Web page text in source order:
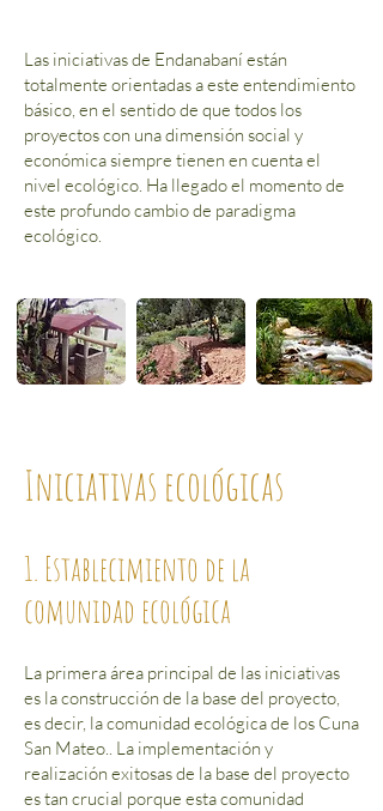
Las iniciativas de Endanabaní están
totalmente orientadas a este entendimiento
básico, en el sentido de que todos los
proyectos con una dimensión social y
económica siempre tienen en cuenta el
nivel ecológico. Ha llegado el momento de
este profundo cambio de paradigma
ecológico.​
Iniciativas ecológicas
1. Establecimiento de la
comunidad ecológica
La primera área principal de las iniciativas
es la construcción de la base del proyecto,
es decir, la comunidad ecológica de los Cuna
San Mateo.. La implementación y
realización exitosas de la base del proyecto
es tan crucial porque esta comunidad